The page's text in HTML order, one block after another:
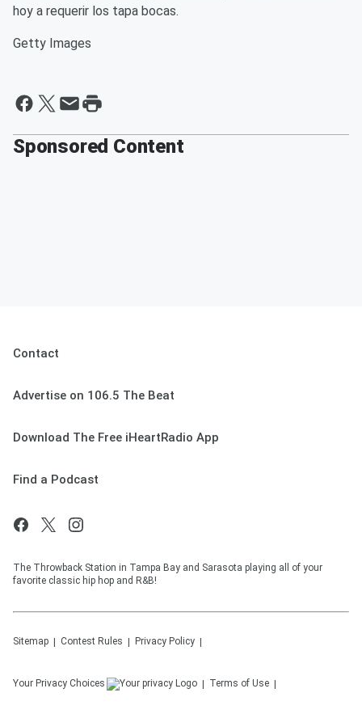
hoy a requerir los tapa bocas.
Getty Images
Sponsored Content
Contact
Advertise on 106.5 The Beat
Download The Free iHeartRadio App
Find a Podcast
The Throwback Station in Tampa Bay and Sarasota playing all of your
favorite classic hip hop and R&B!
Sitemap Contest Rules Privacy Policy
Your Privacy Choices Terms of Use